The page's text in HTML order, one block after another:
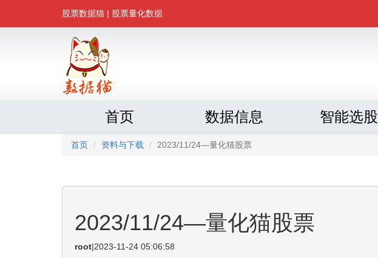
股票数据猫 | 股票量化数据
首页 数据信息 智能选股
首页 资料与下载 2023/11/24—量化猫股票
2023/11/24—量化猫股票
root|2023-11-24 05:06:58